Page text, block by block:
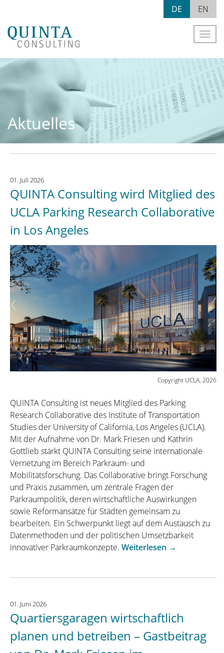
content
DE EN
Aktuelles
01. Juli 2026
QUINTA Consulting wird Mitglied des
UCLA Parking Research Collaborative
in Los Angeles
Copyright UCLA, 2026
QUINTA Consulting ist neues Mitglied des Parking
Research Collaborative des Institute of Transportation
Studies der University of California, Los Angeles (UCLA).
Mit der Aufnahme von Dr. Mark Friesen und Kathrin
Gottlieb stärkt QUINTA Consulting seine internationale
Vernetzung im Bereich Parkraum- und
Mobilitätsforschung. Das Collaborative bringt Forschung
und Praxis zusammen, um zentrale Fragen der
Parkraumpolitik, deren wirtschaftliche Auswirkungen
sowie Reformansätze für Städten gemeinsam zu
bearbeiten. Ein Schwerpunkt liegt auf dem Austausch zu
Datenmethoden und der politischen Umsetzbarkeit
innovativer Parkraumkonzepte. Weiterlesen „QUINTA
Parking
Research
Collaborative
→
01. Juni 2026
Quartiersgaragen wirtschaftlich
planen und betreiben – Gastbeitrag